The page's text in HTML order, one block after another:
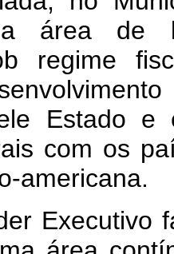
área de
regime
Estado
com os
americana.
Executivo